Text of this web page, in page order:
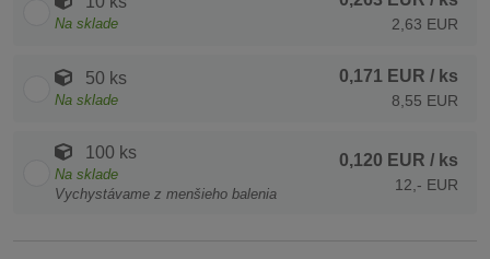
Na sklade 2,63 EUR
50 ks
Na sklade
0,171 EUR / ks
8,55 EUR
100 ks
Na sklade
Vychystávame z menšieho balenia
0,120 EUR / ks
12,- EUR